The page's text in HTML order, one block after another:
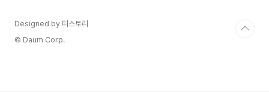
Designed by 티스토리
© Daum Corp.